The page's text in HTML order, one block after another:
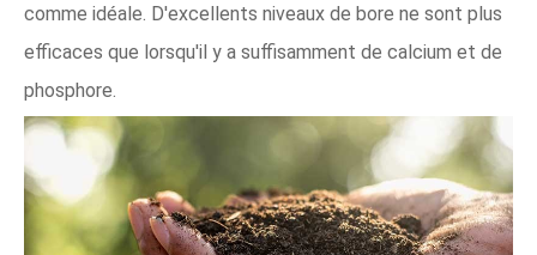
comme idéale. D'excellents niveaux de bore ne sont plus
efficaces que lorsqu'il y a suffisamment de calcium et de
phosphore.